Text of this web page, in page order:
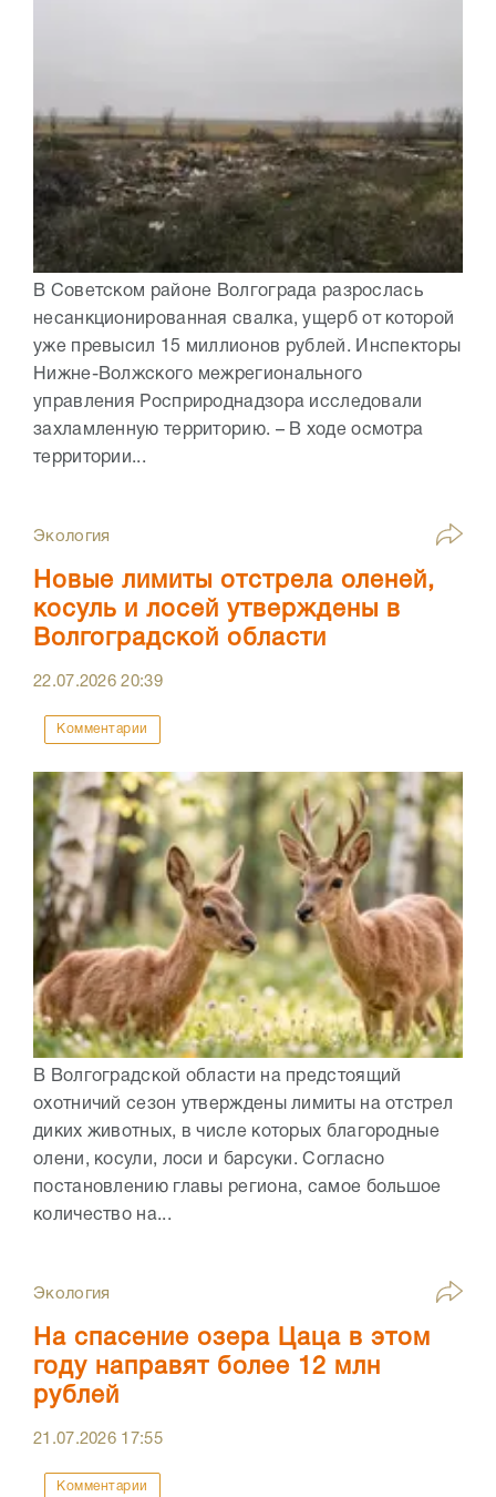
В Советском районе Волгограда разрослась
несанкционированная свалка, ущерб от которой
уже превысил 15 миллионов рублей. Инспекторы
Нижне-Волжского межрегионального
управления Росприроднадзора исследовали
захламленную территорию. – В ходе осмотра
территории...
Экология
Новые лимиты отстрела оленей,
косуль и лосей утверждены в
Волгоградской области
22.07.202620:39
Комментарии
В Волгоградской области на предстоящий
охотничий сезон утверждены лимиты на отстрел
диких животных, в числе которых благородные
олени, косули, лоси и барсуки. Согласно
постановлению главы региона, самое большое
количество на...
Экология
На спасение озера Цаца в этом
году направят более 12 млн
рублей
21.07.2026 17:55
Комментарии